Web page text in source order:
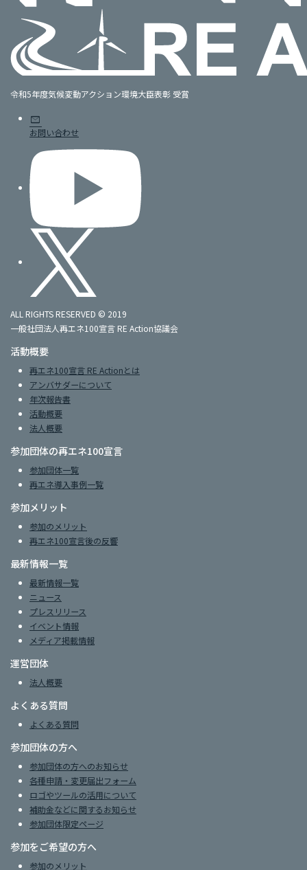
令和5年度気候変動アクション環境大臣表彰 受賞
mail
お問い合わせ
ALL RIGHTS RESERVED © 2019
一般社団法人再エネ100宣言 RE Action協議会
活動概要
再エネ100宣言 RE Actionとは
アンバサダーについて
年次報告書
活動概要
法人概要
参加団体の再エネ100宣言
参加団体一覧
再エネ導入事例一覧
参加メリット
参加のメリット
再エネ100宣言後の反響
最新情報一覧
最新情報一覧
ニュース
プレスリリース
イベント情報
メディア掲載情報
運営団体
法人概要
よくある質問
よくある質問
参加団体の方へ
参加団体の方へのお知らせ
各種申請・変更届出フォーム
ロゴやツールの活用について
補助金などに関するお知らせ
参加団体限定ページ
参加をご希望の方へ
参加のメリット